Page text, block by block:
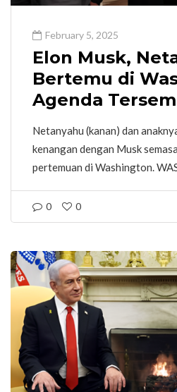
February 5, 2025
Elon Musk,
Bertemu di
Agenda
Netanyahu (kanan) dan
kenangan dengan Musk
pertemuan di Washington.
0 0